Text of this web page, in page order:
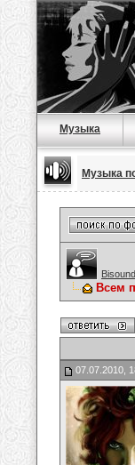
Музыка
Музыка
Всем
07.07.2010,